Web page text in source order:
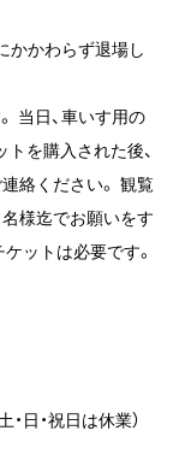
かかわらず退場し
当日、車いす用の
を購入された後、
絡ください。 観覧
様迄でお願いをす
ットは必要です。
日・祝日は休業）